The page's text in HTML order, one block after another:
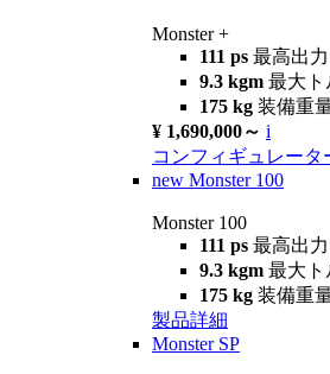
Monster +
111 ps 最高出力
9.3 kgm 最大ト
175 kg 装備重
¥ 1,690,000～ i
コンフィギュレータ
new Monster 100
Monster 100
111 ps 最高出力
9.3 kgm 最大ト
175 kg 装備重
製品詳細
Monster SP